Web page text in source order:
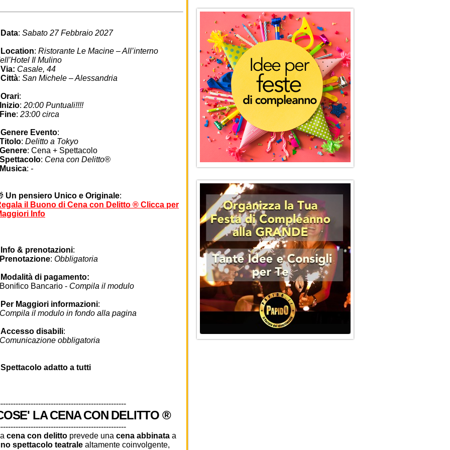
Data: Sabato 27 Febbraio 2027
Location: Ristorante Le Macine – All’interno
Il Mulino
Via: Casale, 44
Città: San Michele – Alessandria
Orari:
Inizio: 20:00 Puntuali!!!!
Fine: 23:00 circa
Genere Evento:
Titolo: Delitto a Tokyo
Genere: Cena + Spettacolo
Spettacolo: Cena con Delitto®
Musica: -
Un pensiero Unico e Originale:
il Buono di Cena con Delitto ® Clicca per
Info
Info & prenotazioni:
Prenotazione: Obbligatoria
Modalità di pagamento:
Bonifico Bancario - Compila il modulo
Per Maggiori informazioni:
Compila il modulo in fondo alla pagina
Accesso disabili:
Comunicazione obbligatoria
Spettacolo adatto a tutti
LA CENA CON DELITTO ®
cena con delitto prevede una cena abbinata a
spettacolo teatrale altamente coinvolgente,